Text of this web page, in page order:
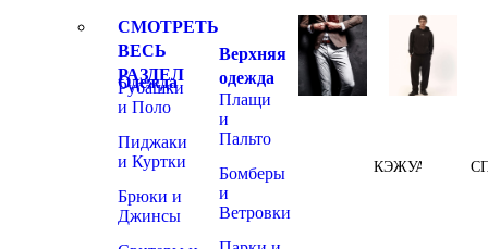
СМОТРЕТЬ
ВЕСЬ
РАЗДЕЛ
Одежда
Рубашки
и Поло
Пиджаки
и Куртки
Брюки и
Джинсы
Верхняя
одежда
Плащи
и
Пальто
Бомберы
и
Ветровки
КЭЖУАЛ